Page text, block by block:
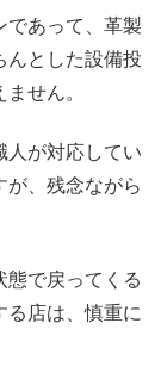
であって、革製
んとした設備投
せん。
人が対応してい
が、残念ながら
態で戻ってくる
る店は、慎重に